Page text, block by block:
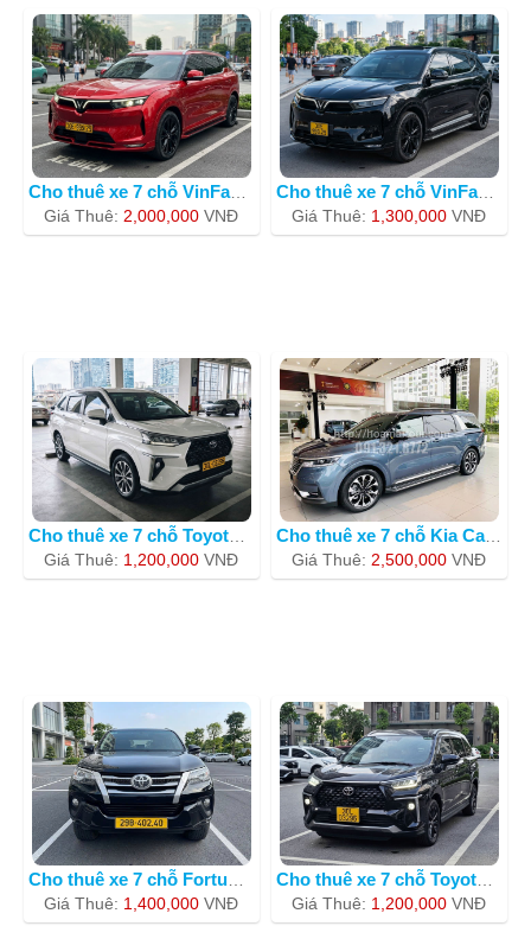
Cho thuê xe 7 chỗ VinFast Lux SA2.0 m
Giá Thuê:2,000,000 VNÐ
Cho thuê xe 7 chỗ VinFast VF9 màu đ
Giá Thuê: 1,300,000 VNÐ
Cho thuê xe 7 chỗ Toyota Veloz Cross2
Giá Thuê: 1,200,000 VNÐ
Cho thuê xe 7 chỗ Kia Carnival 2023 m
Giá Thuê:2,500,000 VNÐ
Cho thuê xe 7 chỗ Fortuner màu đen
Giá Thuê: 1,400,000 VNÐ
Cho thuê xe 7 chỗ Toyota Veloz Cross
Giá Thuê: 1,200,000 VNÐ